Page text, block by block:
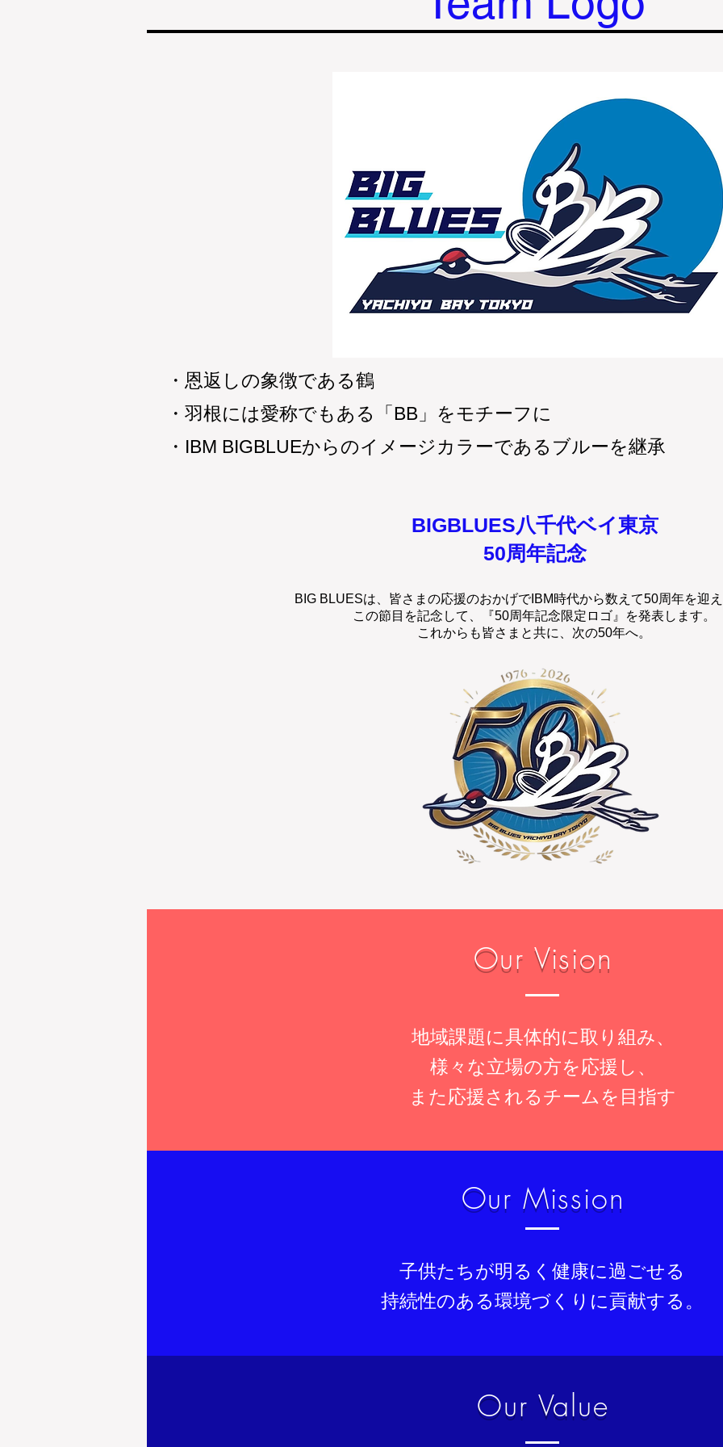
​・恩返しの象徴である鶴
・羽根には愛称でもある「BB」をモチーフに
​・IBM BIGBLUEからのイメージカラーであるブルーを継承
BIGBLUES八千代ベイ東京
50周年記念
BIG BLUESは、皆さまの応援のおかげでIBM時代から数えて50周年を迎え
この節目を記念して、『50周年記念限定ロゴ』を発表します。
これからも皆さまと共に、次の50年へ。
​Our Vision
地域課題に具体的に取り組み、
様々な立場の方を応援し、
また応援されるチームを目指す
​Our Mission
子供たちが明るく健康に過ごせる
持続性のある環境づくりに貢献する。
​Our Value